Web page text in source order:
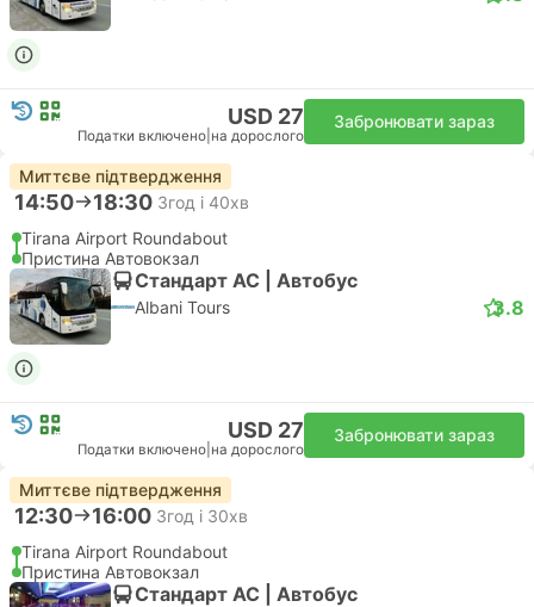
USD 27
Податки включено на дорослого
Забронювати зараз
Миттєве підтвердження
14:50 18:30 3год і 40хв
Tirana Airport Roundabout
Пристина Автовокзал
Стандарт АС | Автобус
Albani Tours 3.8
USD 27
Податки включено на дорослого
Забронювати зараз
Миттєве підтвердження
12:30 16:00 3год і 30хв
Tirana Airport Roundabout
Пристина Автовокзал
Стандарт АС | Автобус